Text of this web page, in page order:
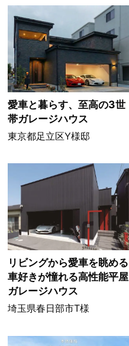
愛車と暮らす、至高の3世
帯ガレージハウス
東京都足立区Y様邸
リビングから愛車を眺める
車好きが憧れる高性能平屋
ガレージハウス
埼玉県春日部市T様